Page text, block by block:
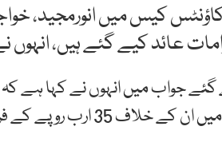
کیس میں انورمجید،
عائد کیے گئے ہیں، انہوں
جواب میں انہوں نے کہا ہے
کی غلط خبریں چلائی جا رہی ہیں۔